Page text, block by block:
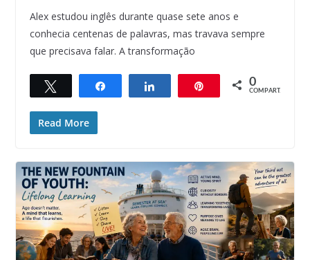
Alex estudou inglês durante quase sete anos e
conhecia centenas de palavras, mas travava sempre
que precisava falar. A transformação
Compartilhar Compartilhar 0
COMPART.
Read More